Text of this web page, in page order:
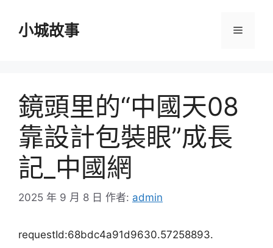
小城故事 選
鏡頭里的“中國天08
靠設計包裝眼”成長
記_中國網
2025 年 9 月 8 日 作者: admin
requestId:68bdc4a91d9630.57258893.